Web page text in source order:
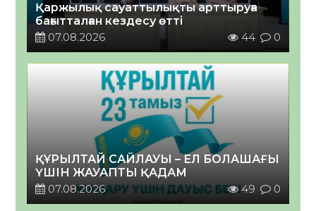
Қаржылық сауаттылықты арттыруға
бағытталған кездесу өтті
07.08.2026
44 0
ҚҰРЫЛТАЙ САЙЛАУЫ – ЕЛ БОЛАШАҒЫ
ҮШІН ЖАУАПТЫ ҚАДАМ
07.08.2026
49 0